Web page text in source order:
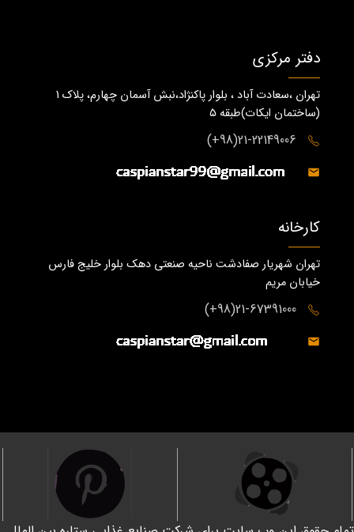
دفتر مرکزی
تهران ،سعادت آباد ، بلوار پاکنژاد،نبش آسمان چهارم، پلاک 1
(ساختمان ايكات)طبقه ٥
21-22149006(98+)
کارخانه
تهران شهریار صفادشت ناحیه صنعتی دهک بلوار خلیج فارس
خیابان مریم
21-67391000(98+)